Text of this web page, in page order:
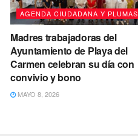
AGENDA CIUDADANA Y PLUMAS
Madres trabajadoras del
Ayuntamiento de Playa del
Carmen celebran su día con
convivio y bono
MAYO 8, 2026